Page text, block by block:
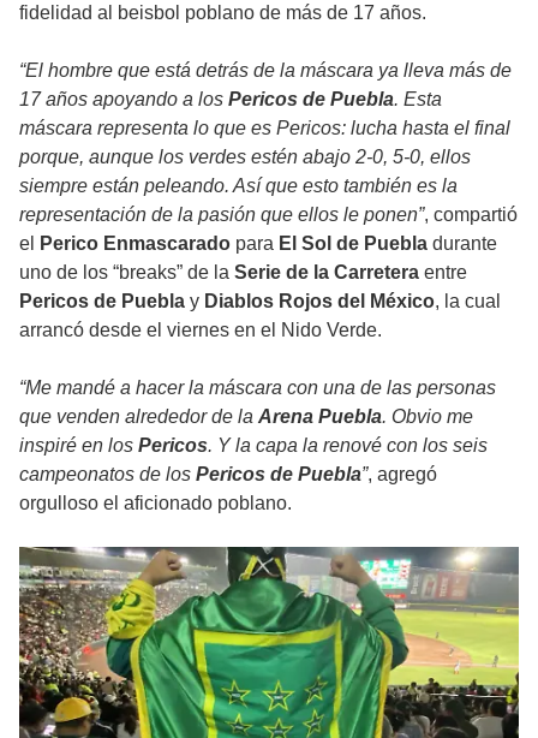
fidelidad al beisbol poblano de más de 17 años.
“El hombre que está detrás de la máscara ya lleva más de
17 años apoyando a los Pericos de Puebla. Esta
máscara representa lo que es Pericos: lucha hasta el final
porque, aunque los verdes estén abajo 2-0, 5-0, ellos
siempre están peleando. Así que esto también es la
representación de la pasión que ellos le ponen”, compartió
el
Perico Enmascarado para El Sol de Puebla durante
uno de los “breaks” de la Serie de la Carretera entre
Pericos de Puebla y Diablos Rojos del México, la cual
arrancó desde el viernes en el Nido Verde.
“Me mandé a hacer la máscara con una de las personas
que venden alrededor de la Arena Puebla. Obvio me
inspiré en los Pericos. Y la capa la renové con los seis
campeonatos de los Pericos de Puebla”, agregó
orgulloso el aficionado poblano.